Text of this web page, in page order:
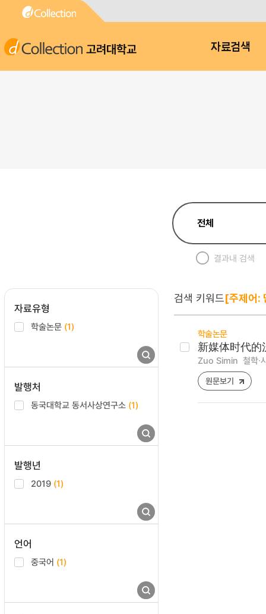
고려대학교 자료검색
결과내 검색
자료유형
학술논문 (1)
발행처
동국대학교 동서사상연구소 (1)
발행년
2019 (1)
언어
중국어 (1)
검색 키워드[주제어:
학술논문
新媒体时代的
Zuo Simin 철학
원문보기